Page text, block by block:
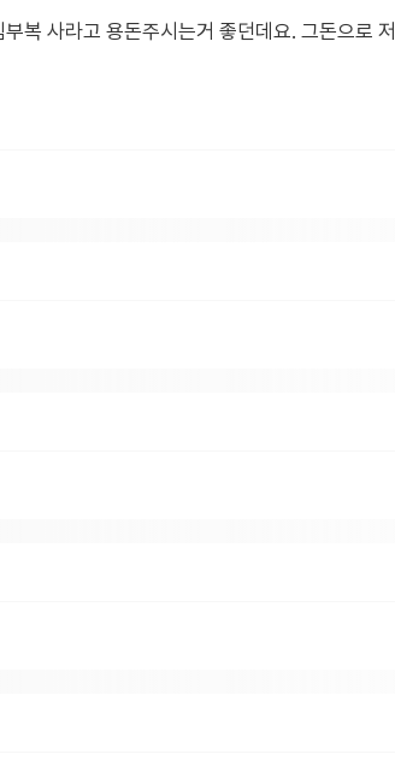
복 사라고 용돈주시는거 좋던데요. 그돈으로